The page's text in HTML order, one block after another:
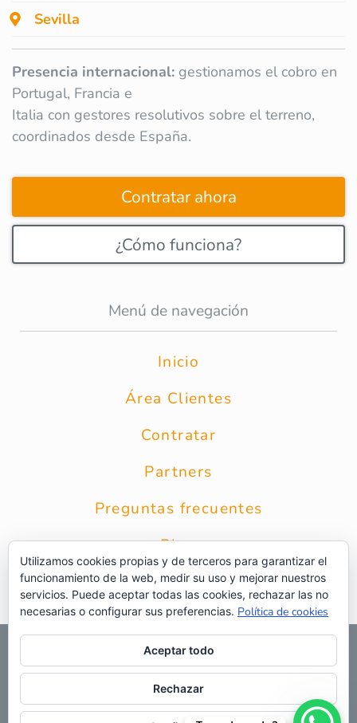
Sevilla
Presencia internacional: gestionamos el cobro en
Portugal, Francia e
Italia con gestores resolutivos sobre el terreno,
coordinados desde España.
Contratar ahora
¿Cómo funciona?
Menú de navegación
Inicio
Área Clientes
Contratar
Partners
Preguntas frecuentes
Blog
Contacto
© 2026 Grupo Intercobros|Calle Zurbarán 8 1* Planta 28010
|Política de privacidad
privacidad RRSS |Uso de cookies |Preguntas frecuentes |Web
Utilizamos cookies propias y de terceros para garantizar el
funcionamiento de la web, medir su uso y mejorar nuestros
servicios. Puede aceptar todas las cookies, rechazar las no
necesarias o configurar sus preferencias. Política de cookies
Aceptar todo
Rechazar